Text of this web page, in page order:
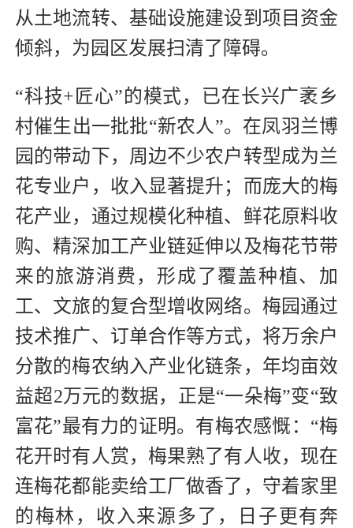
从土地流转、基础设施建设到项目资金
倾斜，为园区发展扫清了障碍。
“科技+匠心”的模式，已在长兴广袤乡
村催生出一批批“新农人”。在凤羽兰博
园的带动下，周边不少农户转型成为兰
花专业户，收入显著提升；而庞大的梅
花产业，通过规模化种植、鲜花原料收
购、精深加工产业链延伸以及梅花节带
来的旅游消费，形成了覆盖种植、加
工、文旅的复合型增收网络。梅园通过
技术推广、订单合作等方式，将万余户
分散的梅农纳入产业化链条，年均亩效
益超2万元的数据，正是“一朵梅”变“致
富花”最有力的证明。有梅农感慨：“梅
花开时有人赏，梅果熟了有人收，现在
连梅花都能卖给工厂做香了，守着家里
的梅林，收入来源多了，日子更有奔